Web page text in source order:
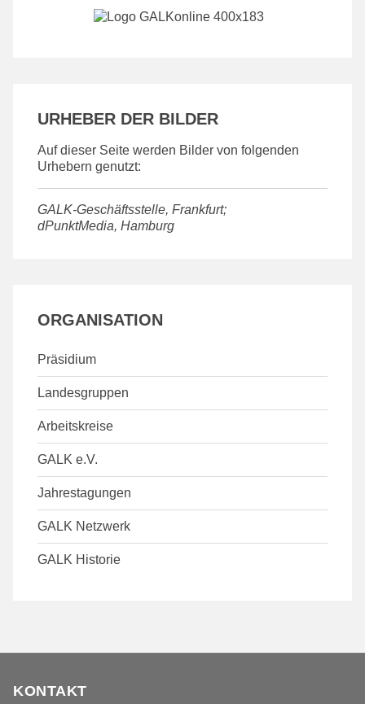
URHEBER DER BILDER
Auf dieser Seite werden Bilder von folgenden
Urhebern genutzt:
GALK-Geschäftsstelle, Frankfurt;
dPunktMedia, Hamburg
ORGANISATION
Präsidium
Landesgruppen
Arbeitskreise
GALK e.V.
Jahrestagungen
GALK Netzwerk
GALK Historie
KONTAKT